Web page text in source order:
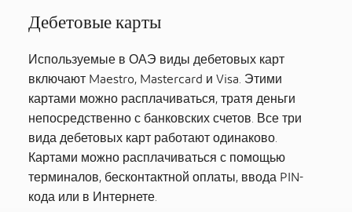
Дебетовые карты
Используемые в ОАЭ виды дебетовых карт
включают Maestro, Mastercard и Visa. Этими
картами можно расплачиваться, тратя деньги
непосредственно с банковских счетов. Все три
вида дебетовых карт работают одинаково.
Картами можно расплачиваться с помощью
терминалов, бесконтактной оплаты, ввода PIN-
кода или в Интернете.